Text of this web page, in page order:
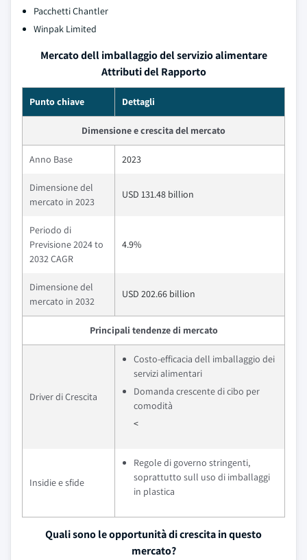
Pacchetti Chantler
Winpak Limited
Mercato dell imballaggio del servizio alimentare
Attributi del Rapporto
Punto chiave Dettagli
Dimensione e crescita del mercato
Anno Base 2023
Dimensione del
mercato in 2023
USD 131.48 billion
Periodo di
Previsione 2024 to
2032 CAGR
4.9%
Dimensione del
mercato in 2032
USD 202.66 billion
Principali tendenze di mercato
Driver di Crescita
Costo-efficacia dell imballaggio dei
servizi alimentari
Domanda crescente di cibo per
comodità
<
Insidie e sfide
Regole di governo stringenti,
soprattutto sull uso di imballaggi
in plastica
Quali sono le opportunità di crescita in questo
mercato?